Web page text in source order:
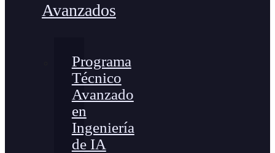
Avanzados
Programa
Técnico
Avanzado
en
Ingeniería
de IA